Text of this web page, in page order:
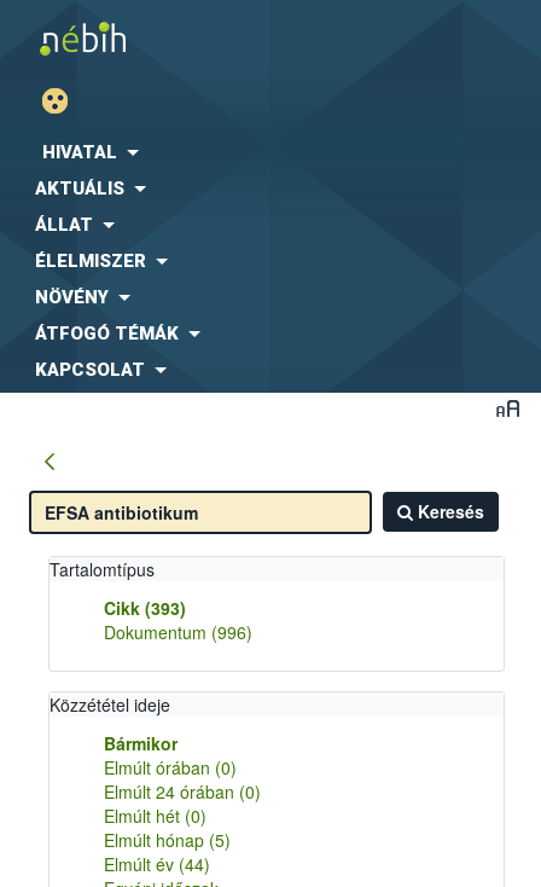
HIVATAL
AKTUÁLIS
ÁLLAT
ÉLELMISZER
NÖVÉNY
ÁTFOGÓ TÉMÁK
KAPCSOLAT
Keresés
Tartalomtípus
Cikk (393)
Dokumentum (996)
Közzététel ideje
Bármikor
Elmúlt órában (0)
Elmúlt 24 órában (0)
Elmúlt hét (0)
Elmúlt hónap (5)
Elmúlt év (44)